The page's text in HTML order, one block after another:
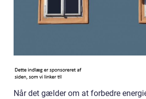
Når det gælder om at forbedre